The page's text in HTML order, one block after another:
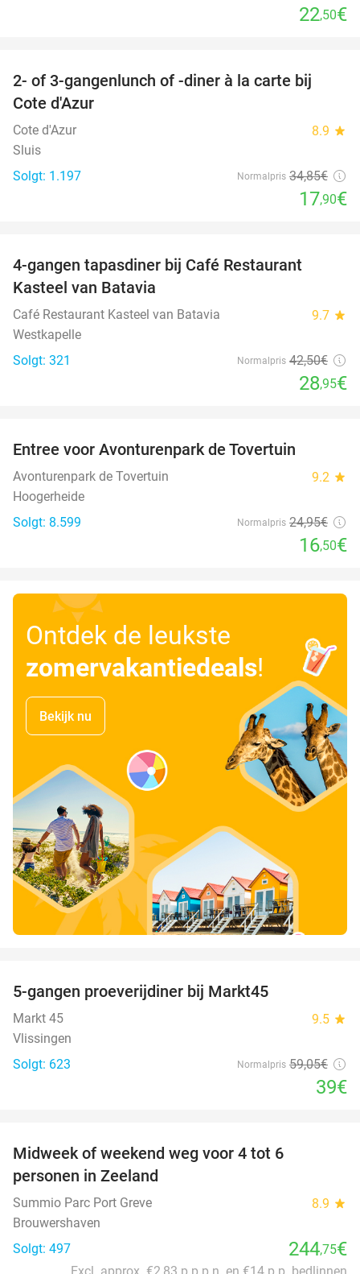
22,50€
49%
2- of 3-gangenlunch of -diner à la carte bij
Cote d'Azur
Cote d'Azur 8.9 star
Sluis
Solgt: 1.197
Normalpris 34,85€
17,90€
4-gangen tapasdiner bij Café Restaurant
Kasteel van Batavia
Café Restaurant Kasteel van Batavia 9.7 star
Westkapelle
Solgt: 321
Normalpris 42,50€
28,95€
Entree voor Avonturenpark de Tovertuin
Avonturenpark de Tovertuin 9.2 star
Hoogerheide
Solgt: 8.599
Normalpris 24,95€
16,50€
Ontdek de leukste
zomervakantiedeals!
Bekijk nu
5-gangen proeverijdiner bij Markt45
Markt 45 9.5 star
Vlissingen
Solgt: 623
Normalpris 59,05€
39€
Midweek of weekend weg voor 4 tot 6
personen in Zeeland
Summio Parc Port Greve 8.9 star
Brouwershaven
Solgt: 497
244,75€
Excl. approx. €2,83 p.p.p.n. en €14 p.p. bedlinnen